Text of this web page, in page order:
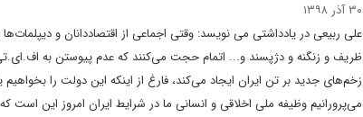
۳۰ آذر ۱۳۹۸
علی ربیعی در یادداشتی می نویسد: وقتی اجماعی از اقتصاددانان و
ظریف و زنگنه و دژپسند و... اتمام حجت می‌کنند که عدم پیوستن به
زخم‌های جدید بر تن ایران ایجاد می‌کند، فارغ از اینکه این دولت را
می‌پرورانیم وظیفه ملی اخلاقی و انسانی ما در شرایط ایران امروز این